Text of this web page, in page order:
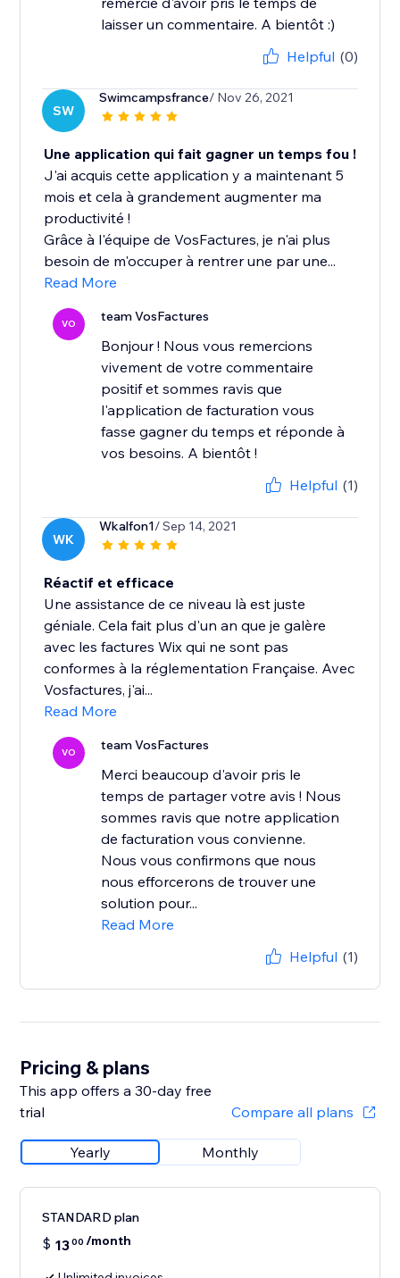
laisser un commentaire. A bientôt :)
Helpful (0)
SW
Swimcampsfrance/ Nov 26, 2021
Une application qui fait gagner un temps fou !
J'ai acquis cette application y a maintenant 5
mois et cela à grandement augmenter ma
productivité !
Grâce à l'équipe de VosFactures, je n'ai plus
besoin de m'occuper à rentrer une par une...
Read More
VO team VosFactures
Bonjour ! Nous vous remercions
vivement de votre commentaire
positif et sommes ravis que
l'application de facturation vous
fasse gagner du temps et réponde à
vos besoins. A bientôt !
Helpful (1)
WK
Wkalfon1/ Sep 14, 2021
Réactif et efficace
Une assistance de ce niveau là est juste
géniale. Cela fait plus d'un an que je galère
avec les factures Wix qui ne sont pas
conformes à la réglementation Française. Avec
Vosfactures, j'ai...
Read More
VO team VosFactures
Merci beaucoup d'avoir pris le
temps de partager votre avis ! Nous
sommes ravis que notre application
de facturation vous convienne.
Nous vous confirmons que nous
nous efforcerons de trouver une
solution pour...
Read More
Helpful (1)
Pricing & plans
This app offers a 30-day free
trial
Compare all plans
Yearly Monthly
STANDARD plan
$ 1300 /month